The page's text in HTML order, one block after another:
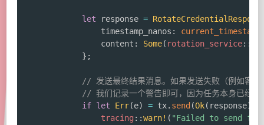
let response =
                timestamp_nanos
:
                content
: Some( rotation_service::
} ;
// 发送最终结果消息。如果发送失败（例如客户
// 我们记录一个警告即可，因为任务本身已经结
if let Err(e) = tx. send (Ok( response)
tracing::warn! ( "Failed to send